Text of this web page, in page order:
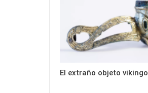
El extraño objeto vikingo